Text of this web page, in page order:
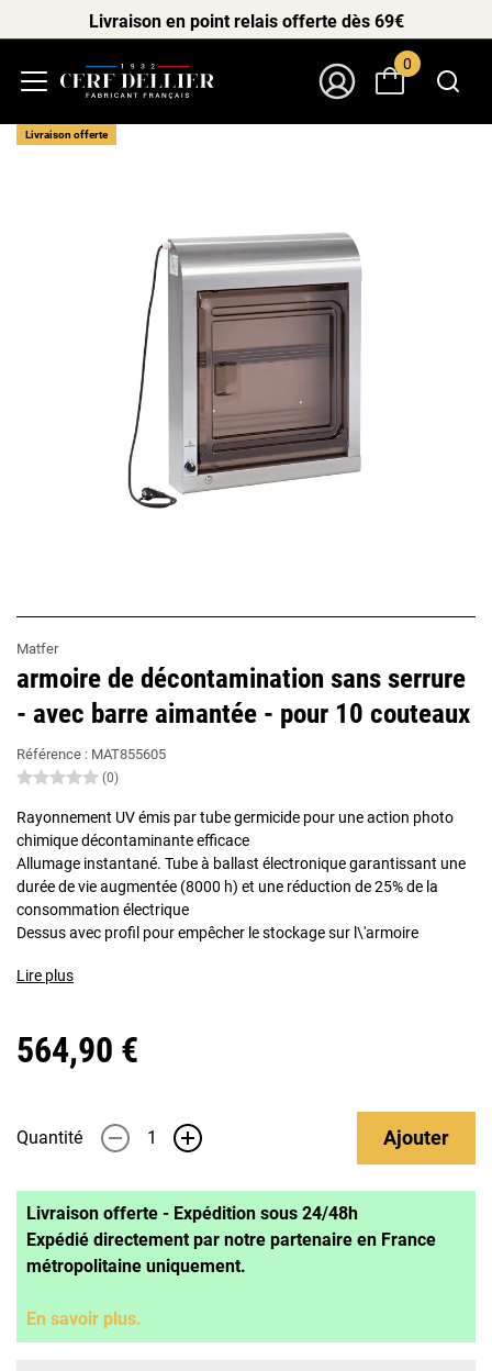
Livraison en point relais offerte dès 69€
0
Matfer
armoire de décontamination sans serrure
- avec barre aimantée - pour 10 couteaux
Référence : MAT855605
(0)
Rayonnement UV émis par tube germicide pour une action photo
chimique décontaminante efficace
Allumage instantané. Tube à ballast électronique garantissant une
durée de vie augmentée (8000 h) et une réduction de 25% de la
consommation électrique
Dessus avec profil pour empêcher le stockage sur l\'armoire
Lire plus
564,90 €
Quantité - + Ajouter
Livraison offerte - Expédition sous 24/48h
Expédié directement par notre partenaire en France
métropolitaine uniquement.
En savoir plus.
Livraison offerte